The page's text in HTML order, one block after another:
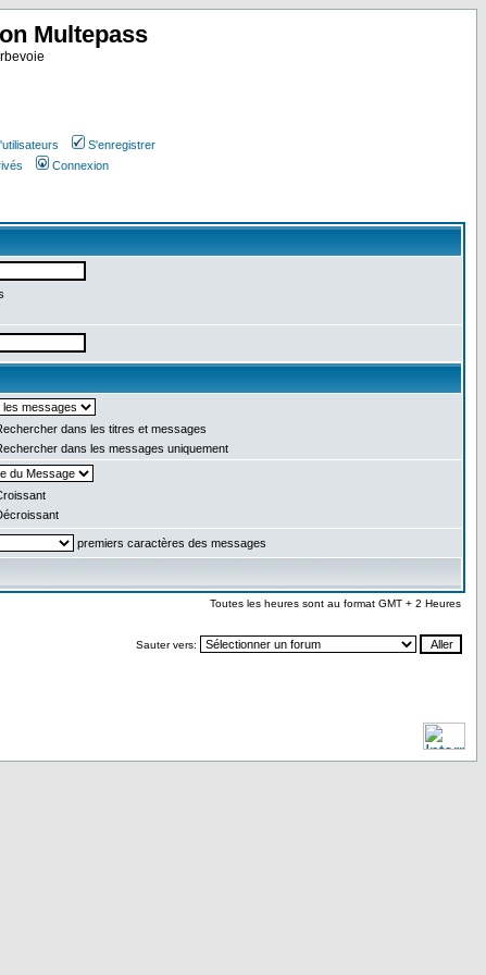
Multepass
S'enregistrer
Connexion
dans les titres et messages
dans les messages uniquement
premiers caractères des messages
Toutes les heures sont au format GMT + 2 Heures
Sauter vers: